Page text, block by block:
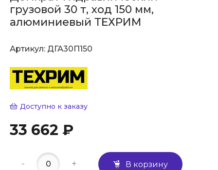
грузовой 30 т, ход 150 мм,
алюминиевый ТЕХРИМ
Артикул: ДГА30П150
Доступно к заказу
33 662 ₽
- + В корзину